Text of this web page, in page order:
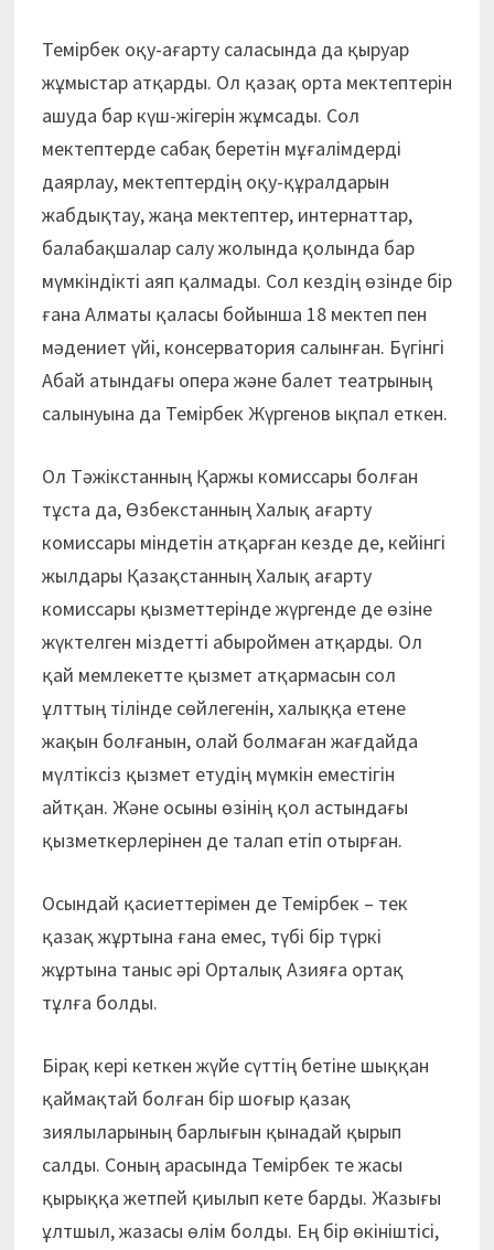
Темірбек оқу-ағарту саласында да қыруар
жұмыстар атқарды. Ол қазақ орта мектептерін
ашуда бар күш-жігерін жұмсады. Сол
мектептерде сабақ беретін мұғалімдерді
даярлау, мектептердің оқу-құралдарын
жабдықтау, жаңа мектептер, интернаттар,
балабақшалар салу жолында қолында бар
мүмкіндікті аяп қалмады. Сол кездің өзінде бір
ғана Алматы қаласы бойынша 18 мектеп пен
мәдениет үйі, консерватория салынған. Бүгінгі
Абай атындағы опера және балет театрының
салынуына да Темірбек Жүргенов ықпал еткен.
Ол Тәжікстанның Қаржы комиссары болған
тұста да, Өзбекстанның Халық ағарту
комиссары міндетін атқарған кезде де, кейінгі
жылдары Қазақстанның Халық ағарту
комиссары қызметтерінде жүргенде де өзіне
жүктелген міздетті абыроймен атқарды. Ол
қай мемлекетте қызмет атқармасын сол
ұлттың тілінде сөйлегенін, халыққа етене
жақын болғанын, олай болмаған жағдайда
мүлтіксіз қызмет етудің мүмкін еместігін
айтқан. Және осыны өзінің қол астындағы
қызметкерлерінен де талап етіп отырған.
Осындай қасиеттерімен де Темірбек – тек
қазақ жұртына ғана емес, түбі бір түркі
жұртына таныс әрі Орталық Азияға ортақ
тұлға болды.
Бірақ кері кеткен жүйе сүттің бетіне шыққан
қаймақтай болған бір шоғыр қазақ
зиялыларының барлығын қынадай қырып
салды. Соның арасында Темірбек те жасы
қырыққа жетпей қиылып кете барды. Жазығы
ұлтшыл, жазасы өлім болды. Ең бір өкініштісі,